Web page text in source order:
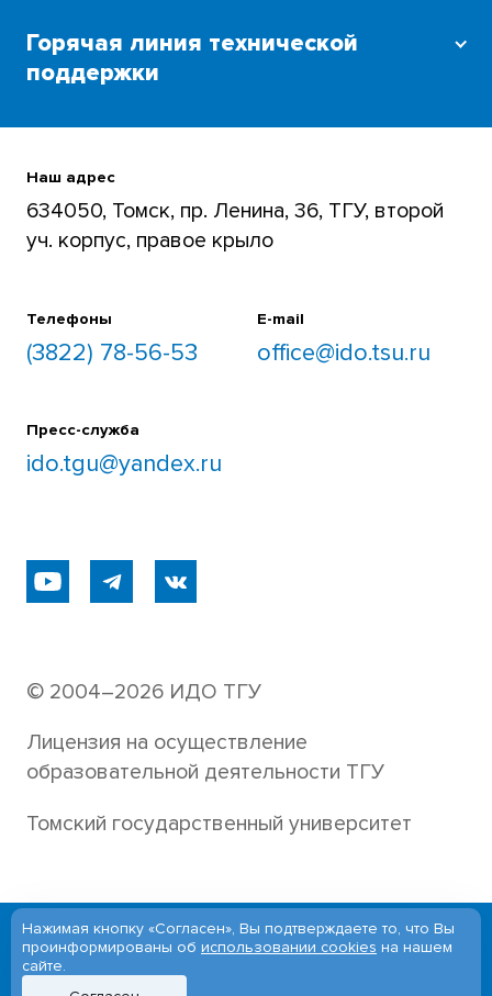
Горячая линия технической
поддержки
+7 (3822) 785-654
Наш адрес
634050, Томск, пр. Ленина, 36, ТГУ, второй
уч. корпус, правое крыло
Телефоны
(3822) 78-56-53
E-mail
office@ido.tsu.ru
Пресс-служба
ido.tgu@yandex.ru
© 2004–2026 ИДО ТГУ
Лицензия на осуществление
образовательной деятельности ТГУ
Томский государственный университет
Версия для слабовидящих
Нажимая кнопку «Согласен», Вы подтверждаете то, что Вы
проинформированы об использовании cookies на нашем
сайте.